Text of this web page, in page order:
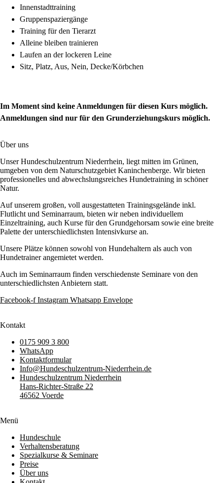
Innenstadttraining
Gruppenspaziergänge
Training für den Tierarzt
Alleine bleiben trainieren
Laufen an der lockeren Leine
Sitz, Platz, Aus, Nein, Decke/Körbchen
Im Moment sind keine Anmeldungen für diesen Kurs möglich.
Anmeldungen sind nur für den Grunderziehungskurs möglich.
Über uns
Unser Hundeschulzentrum Niederrhein, liegt mitten im Grünen,
umgeben von dem Naturschutzgebiet Kaninchenberge. Wir bieten
professionelles und abwechslungsreiches Hundetraining in schöner
Natur.
Auf unserem großen, voll ausgestatteten Trainingsgelände inkl.
Flutlicht und Seminarraum, bieten wir neben individuellem
Einzeltraining, auch Kurse für den Grundgehorsam sowie eine breite
Palette der unterschiedlichsten Intensivkurse an.
Unsere Plätze können sowohl von Hundehaltern als auch von
Hundetrainer angemietet werden.
Auch im Seminarraum finden verschiedenste Seminare von den
unterschiedlichsten Anbietern statt.
Facebook-f Instagram Whatsapp Envelope
Kontakt
0175 909 3 800
WhatsApp
Kontaktformular
Info@Hundeschulzentrum-Niederrhein.de
Hundeschulzentrum Niederrhein
Hans-Richter-Straße 22
46562 Voerde
Menü
Hundeschule
Verhaltensberatung
Spezialkurse & Seminare
Preise
Über uns